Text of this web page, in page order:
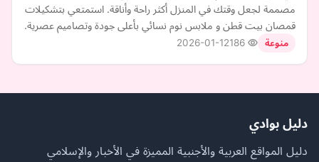
مصممة لجعل وقتك في المنزل أكثر راحة وأناقة. استمتعي بتشكيلات
قمصان بيت قطن و ملابس نوم نسائي بأعلى جودة وتصاميم عصرية.
منوعة 2026-01-12
دليل بوادي
دليل المواقع العربية والأجنبية المميزة في الأخبار والإسلامي